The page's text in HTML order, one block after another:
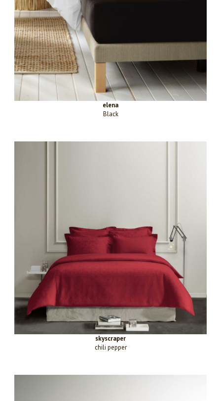
elena
Black
skyscraper
chili pepper